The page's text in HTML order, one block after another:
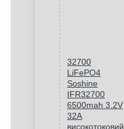
32700
LiFePO4
Soshine
IFR32700
6500mah 3.2V
32A
високотоковий